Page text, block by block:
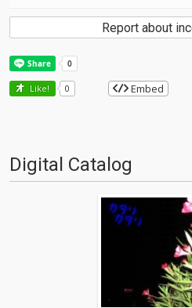
Report about
Like! 0 Embed
Digital Catalog